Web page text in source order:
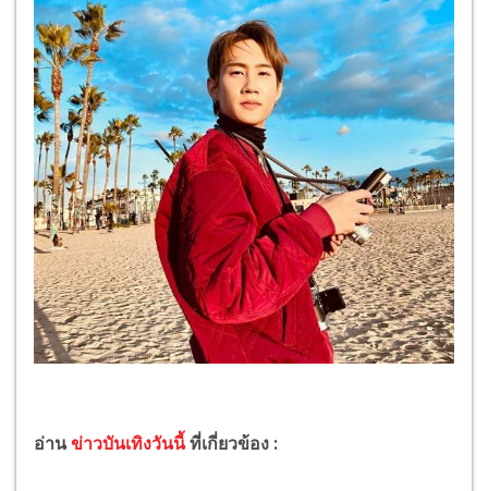
อ่านข่าวบันเทิงวันนี้ ที่เกี่ยวข้อง :